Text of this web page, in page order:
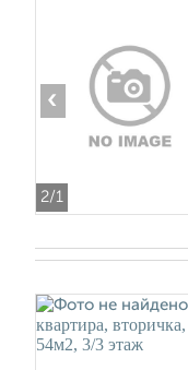
2/1
‹